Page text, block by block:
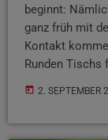
beginnt:
ganz früh mit
Kontakt
Runden Tischs
today 2. SEPTEMBER